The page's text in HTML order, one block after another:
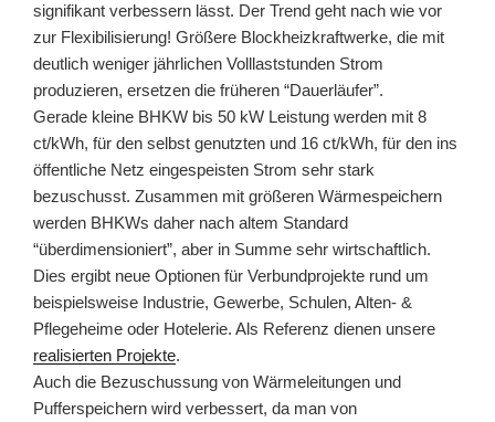
signifikant verbessern lässt. Der Trend geht nach wie vor
zur Flexibilisierung! Größere Blockheizkraftwerke, die mit
deutlich weniger jährlichen Volllaststunden Strom
produzieren, ersetzen die früheren “Dauerläufer”.
Gerade kleine BHKW bis 50 kW Leistung werden mit 8
ct/kWh, für den selbst genutzten und 16 ct/kWh, für den ins
öffentliche Netz eingespeisten Strom sehr stark
bezuschusst. Zusammen mit größeren Wärmespeichern
werden BHKWs daher nach altem Standard
“überdimensioniert”, aber in Summe sehr wirtschaftlich.
Dies ergibt neue Optionen für Verbundprojekte rund um
beispielsweise Industrie, Gewerbe, Schulen, Alten- &
Pflegeheime oder Hotelerie. Als Referenz dienen unsere
realisierten Projekte.
Auch die Bezuschussung von Wärmeleitungen und
Pufferspeichern wird verbessert, da man von